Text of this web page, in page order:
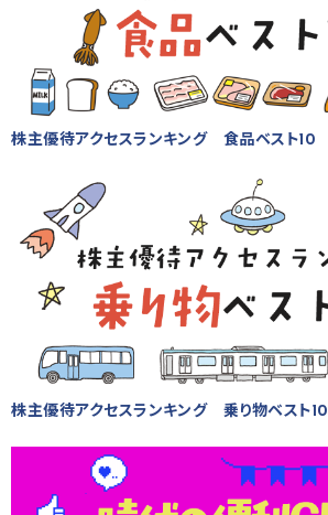
株主優待アクセスランキング 食品ベスト10
株主優待アクセスランキング 乗り物ベスト10